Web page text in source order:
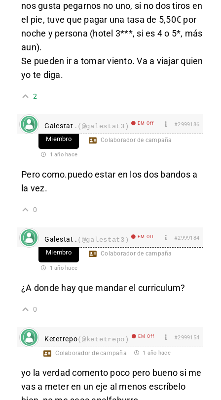
nos gusta pegarnos no uno, si no dos tiros en
el pie, tuve que pagar una tasa de 5,50€ por
noche y persona (hotel 3***, si es 4 o 5*, más
aun).
Se pueden ir a tomar viento. Va a viajar quien
yo te diga.
2
Galestat . (@galestat3) EM Off #2999186
Miembro Colaborador de campaña
1 año hace
Pero como.puedo estar en los dos bandos a
la vez.
0
Galestat . (@galestat3) EM Off #2999184
Miembro Colaborador de campaña
1 año hace
¿A donde hay que mandar el curriculum?
0
Ketetrepo(@ketetrepo) EM Off #2999154
Colaborador de campaña 1 año hace
yo la verdad comento poco pero bueno si me
vas a meter en un eje al menos escríbelo